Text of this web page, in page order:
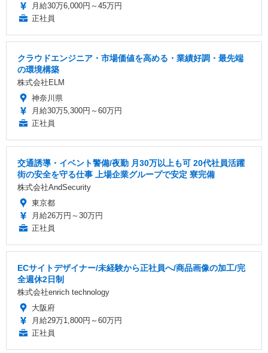
月給30万6,000円～45万円
正社員
クラウドエンジニア・市場価値を高める・業績好調・最先端
の環境構築
株式会社ELM
神奈川県
月給30万5,300円～60万円
正社員
交通誘導・イベント警備/夜勤 月30万以上も可 20代社員活躍
街の安全を守る仕事 上場企業グループで安定 寮完備
株式会社AndSecurity
東京都
月給26万円～30万円
正社員
ECサイトデザイナー/未経験から正社員へ/商品画像の加工/完
全週休2日制
株式会社enrich technology
大阪府
月給29万1,800円～60万円
正社員